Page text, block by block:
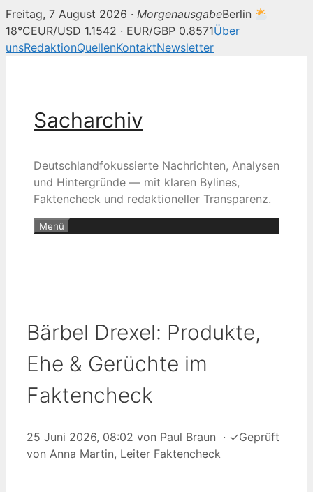
Freitag, 7 August 2026 · MorgenausgabeBerlin
18°CEUR/USD 1.1542 · EUR/GBP 0.8571Über
unsRedaktionQuellenKontaktNewsletter
Sacharchiv
Deutschlandfokussierte Nachrichten, Analysen
und Hintergründe — mit klaren Bylines,
Faktencheck und redaktioneller Transparenz.
Menü
Bärbel Drexel: Produkte,
Ehe & Gerüchte im
Faktencheck
25 Juni 2026, 08:02 von Paul Braun · ✓Geprüft
von Anna Martin, Leiter Faktencheck